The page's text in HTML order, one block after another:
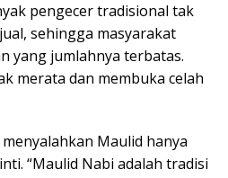
pengecer tradisional tak
sehingga masyarakat
yang jumlahnya terbatas.
merata dan membuka celah
Maulid hanya
“Maulid Nabi adalah tradisi